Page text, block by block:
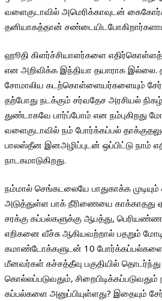
வளைகுடாவில் அமெரிக்காவுடன்
தனியாகத்தான்
ஹூதி கிளர்ச்சியாளர்களை
என அறிவிக்க இந்தியா தயாராக இல்லை.
சோமாலிய கடற்கொள்ளையர்களையும்
தற்போது நடக்கும் சர்வதேச அரசியல்
துண்டாகவே பார்ப்போம் என நம்புகிறது
வளைகுடாவில் நம் போர்க்கப்பல்
பாலஸ்தீன இனஅழிப்புடன் ஒப்பிட்டு நாம்
நாடகமாடுகிறது.
நம்மால் செங்கடலையே பாதுகாக்க
அடுத்துள்ள பாக் நீரிணையை காக்காதது
சரக்கு கப்பல்களுக்கு ஆபத்து,
எறிகனை வீச்சு ஆகியவற்றால் பதறும்
கமாண்டோக்களுடன் 10 போர்க்கப்பல்களை
மீனவர்கள் கச்சத்தீவு பகுதியில் தொடர்ந்து
கொல்லப்படுவதும்,
கப்பல்களை அனுப்பியுள்ளது? இதையும்